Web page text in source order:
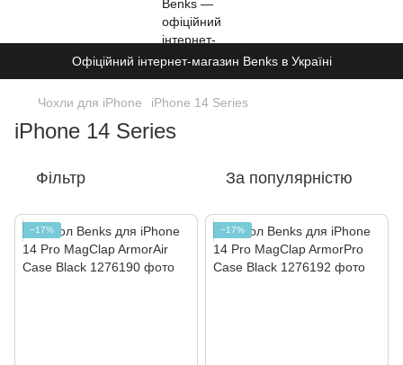
Офіційний інтернет-магазин Benks в Україні
Чохли для iPhone iPhone 14 Series
iPhone 14 Series
Фільтр За популярністю
−17% −17%